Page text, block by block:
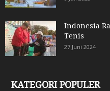
Indonesia
Tenis
27 Juni 2024
KATEGORI POPULER